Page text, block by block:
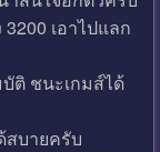
เอาไปแลก
ติ ชนะเกมส์ได้
สบายครับ